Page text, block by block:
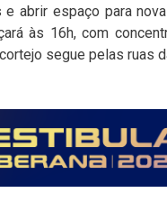
e abrir espaço para
às 16h, com
segue pelas ruas